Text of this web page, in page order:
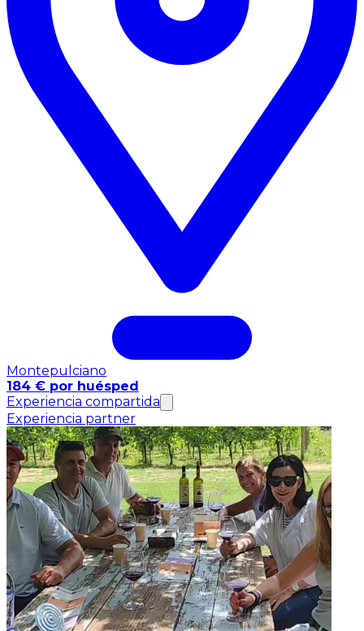
Montepulciano
184 € por huésped
Experiencia compartida
Experiencia partner